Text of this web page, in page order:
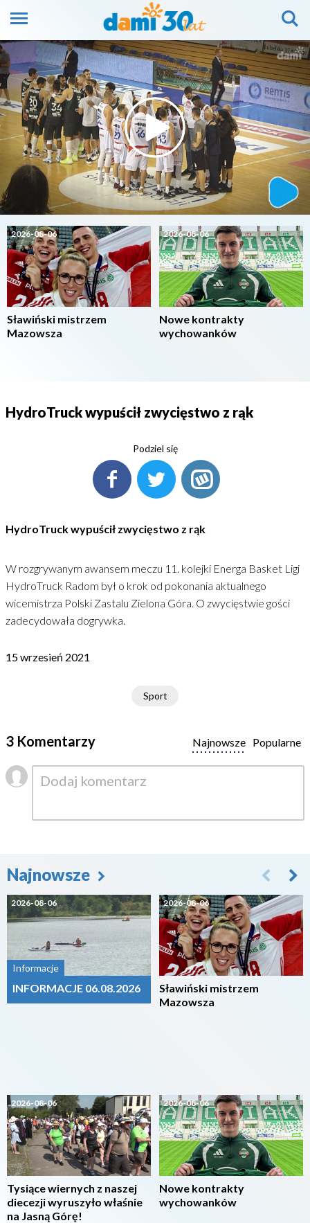
2026-08-06
Sławiński mistrzem
Mazowsza
2026-08-06
Nowe kontrakty
wychowanków
HydroTruck wypuścił zwycięstwo z rąk
Podziel się
HydroTruck wypuścił zwycięstwo z rąk
W rozgrywanym awansem meczu 11. kolejki Energa Basket Ligi
HydroTruck Radom był o krok od pokonania aktualnego
wicemistrza Polski Zastalu Zielona Góra. O zwycięstwie gości
zadecydowała dogrywka.
15 wrzesień 2021
Sport
3 Komentarzy Popularne
Najnowsze
Najnowsze
2026-08-06
Informacje
INFORMACJE 06.08.2026
2026-08-06
Tysiące wiernych z naszej
diecezji wyruszyło właśnie
na Jasną Górę!
2026-08-06
Sławiński mistrzem
Mazowsza
2026-08-06
Nowe kontrakty
wychowanków